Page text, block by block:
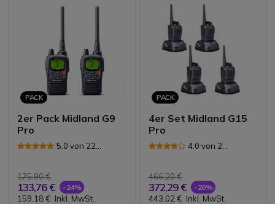
PACK
2er Pack Midland G9
Pro
5.0 von 22
175,90 €
133,76 € -24%
159,18 € Inkl. MwSt.
PACK
4er Set Midland G15
Pro
4.0 von 2
466,20 €
372,29 € -20%
443,02 € Inkl. MwSt.